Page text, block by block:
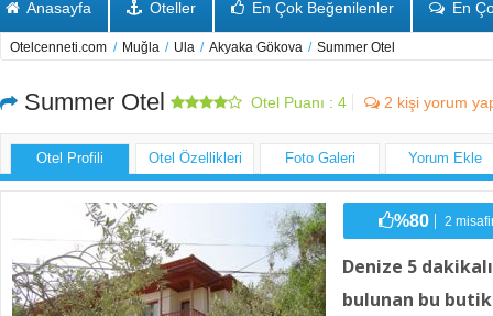
Anasayfa Oteller En Çok Beğenilenler En
Otelcenneti.com / Muğla / Ula / Akyaka Gökova / Summer Otel
Summer Otel Otel Puanı : 4 2 kişi yorum
Otel Profili Otel Özellikleri Foto Galeri Yorum Ekle
%80 2
Denize 5
bulunan bu